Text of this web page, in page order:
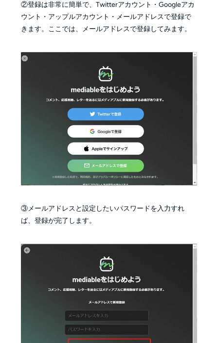
②登録は非常に簡単で、Twitterアカウント・Googleアカ
ウント・アップルアカウント・メールアドレスで登録で
きます。ここでは、メールアドレスで登録してみます。
③メールアドレスと設定したいパスワードを入力すれ
ば、登録が完了します。